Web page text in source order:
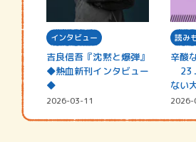
インタビュー
吉良信吾『沈黙と爆弾』
◆熱血新刊インタビュー
◆
2026-03-11
読み
辛酸
23
ない